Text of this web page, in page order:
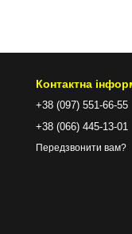
Контактна
+38 (097) 551-66-55
+38 (066) 445-13-01
Передзвонити вам?